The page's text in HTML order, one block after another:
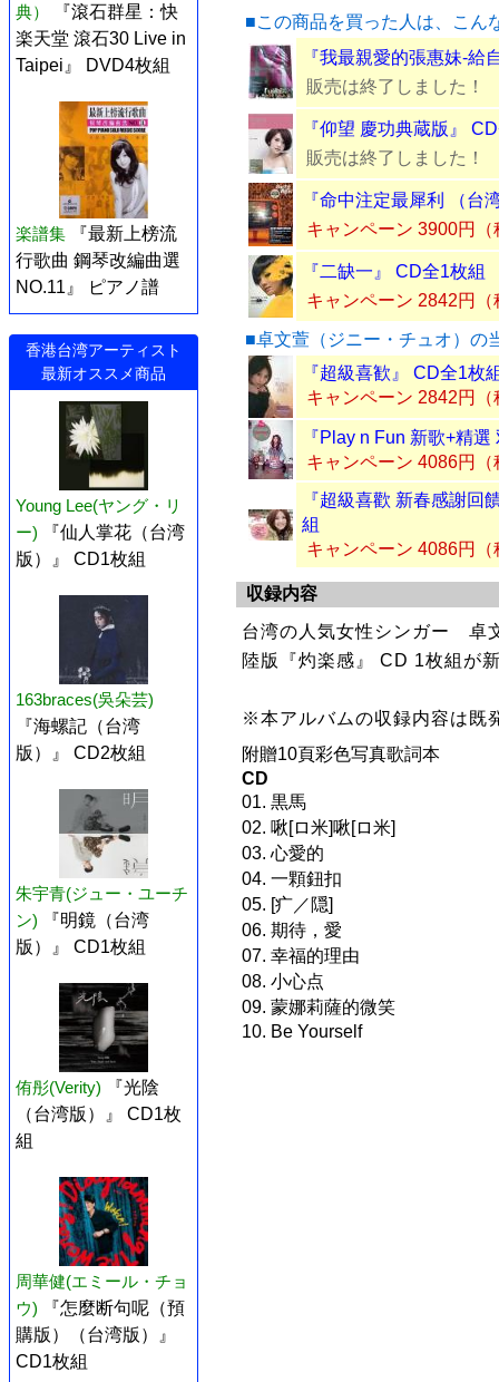
典）
『滾石群星：快
楽天堂 滾石30 Live in
Taipei』 DVD4枚組
楽譜集
『最新上榜流
行歌曲 鋼琴改編曲選
NO.11』 ピアノ譜
香港台湾アーティスト
最新オススメ商品
Young Lee(ヤング・リ
ー)
『仙人掌花（台湾
版）』 CD1枚組
163braces(吳朵芸)
『海螺記（台湾
版）』 CD2枚組
朱宇青(ジュー・ユーチ
ン)
『明鏡（台湾
版）』 CD1枚組
侑彤(Verity)
『光陰
（台湾版）』 CD1枚
組
周華健(エミール・チョ
ウ)
『怎麼断句呢（預
購版）（台湾版）』
CD1枚組
■この商品を買った人は、こん
『我最親愛的張惠妹-給
販売は終了しました！
『仰望 慶功典蔵版』
販売は終了しました！
『命中注定最犀利 （台
キャンペーン 3900円（
『二缺一』 CD全1枚組
キャンペーン 2842円（
■卓文萱（ジニー・チュオ）の
『超級喜歓』 CD全1枚
キャンペーン 2842円（
『Play n Fun 新歌+精
キャンペーン 4086円（
『超級喜歡 新春感謝回
組
キャンペーン 4086円（
収録内容
台湾の人気女性シンガー 卓
陸版『灼楽感』 CD 1枚組が
※本アルバムの収録内容は既
附贈10頁彩色写真歌詞本
CD
01. 黒馬
02. 啾[ロ米]啾[ロ米]
03. 心愛的
04. 一顆鈕扣
05. [疒／隠]
06. 期待，愛
07. 幸福的理由
08. 小心点
09. 蒙娜莉薩的微笑
10. Be Yourself